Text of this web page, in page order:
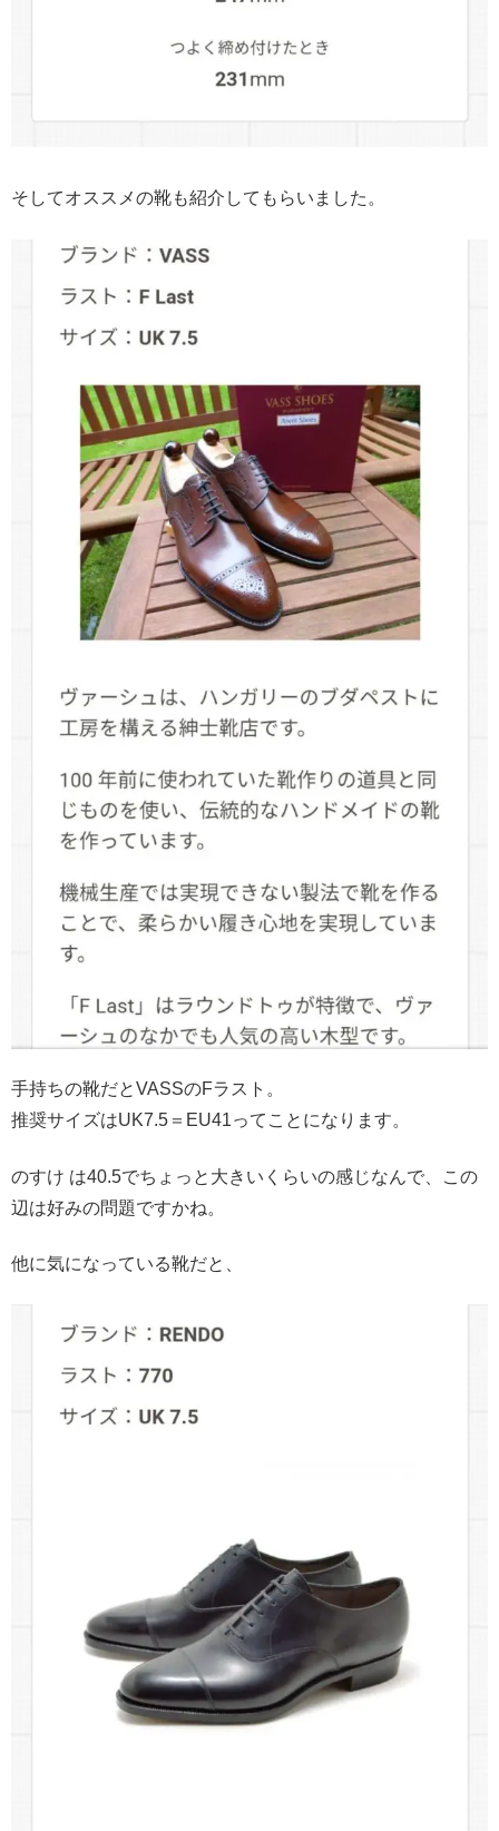
そしてオススメの靴も紹介してもらいました。
手持ちの靴だとVASSのFラスト。
推奨サイズはUK7.5＝EU41ってことになります。
のすけ は40.5でちょっと大きいくらいの感じなんで、この
辺は好みの問題ですかね。
他に気になっている靴だと、